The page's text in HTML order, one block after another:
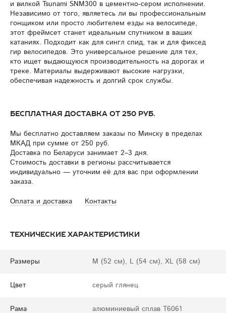
и вилкой Tsunami SNM300 в цементно-сером исполнении.
Независимо от того, являетесь ли вы профессиональным
гонщиком или просто любителем езды на велосипеде,
этот фреймсет станет идеальным спутником в ваших
катаниях. Подходит как для сингл спид, так и для фиксед
гир велосипедов. Это универсальное решение для тех,
кто ищет выдающуюся производительность на дорогах и
треке. Материалы выдерживают высокие нагрузки,
обеспечивая надежность и долгий срок службы.
Бесплатная доставка от 250 руб.
Мы бесплатно доставляем заказы по Минску в пределах
МКАД при сумме от 250 руб.
Доставка по Беларуси занимает 2–3 дня.
Стоимость доставки в регионы рассчитывается
индивидуально — уточним её для вас при оформлении
заказа.
Оплата и доставка Контакты
Технические характеристики
Размеры M (52 см), L (54 см), XL (58 см)
Цвет серый глянец
Рама алюминиевый сплав T6061